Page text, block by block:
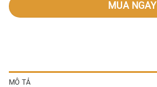
MUA NGAY
MÔ TẢ